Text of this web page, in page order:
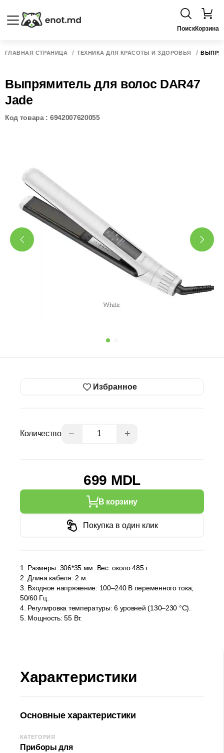
ПоискКорзина
ГЛАВНАЯ СТРАНИЦА ТЕХНИКА ДЛЯ КРАСОТЫ И ЗДОРОВЬЯ
Выпрямитель для волос DAR47
Jade
Код товара : 6942007620055
Избранное
Количество − +
699 MDL
В корзину
Покупка в один клик
1. Размеры: 306*35 мм. Вес: около 485 г.
2. Длина кабеля: 2 м.
3. Входное напряжение: 100–240 В переменного тока,
50/60 Гц.
4. Регулировка температуры: 6 уровней (130–230 °C).
5. Мощность: 55 Вт.
Характеристики
Основные характеристики
КАТЕГОРИЯ
Приборы для